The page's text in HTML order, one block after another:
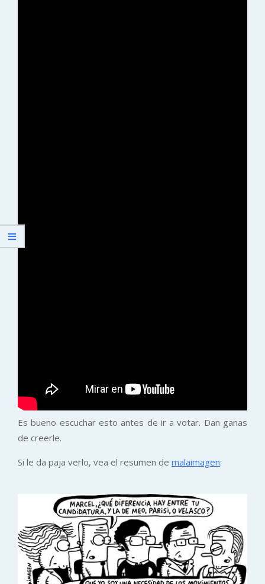
Es bueno escuchar esto antes de ir a votar. Dan ganas
de creerle.
Si le da paja verlo, vea el resumen de malaimagen: